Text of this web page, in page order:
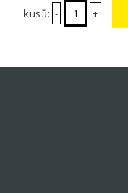
kusů: - +